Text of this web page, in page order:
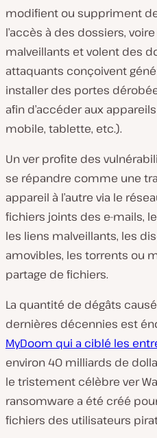
modifient ou suppriment
l’accès à des dossiers,
malveillants et volent des
attaquants conçoivent
installer des portes
afin d’accéder aux
mobile, tablette, etc.).
Un ver profite des
se répandre comme une
appareil à l’autre via le
fichiers joints des e-mails,
les liens malveillants, les
amovibles, les torrents ou
partage de fichiers.
La quantité de dégâts
dernières décennies est
MyDoom qui a ciblé les
environ 40 milliards de
le tristement célèbre ver
ransomware a été créé
fichiers des utilisateurs